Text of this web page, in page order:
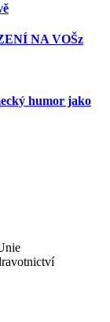
NA VOŠz
humor jako